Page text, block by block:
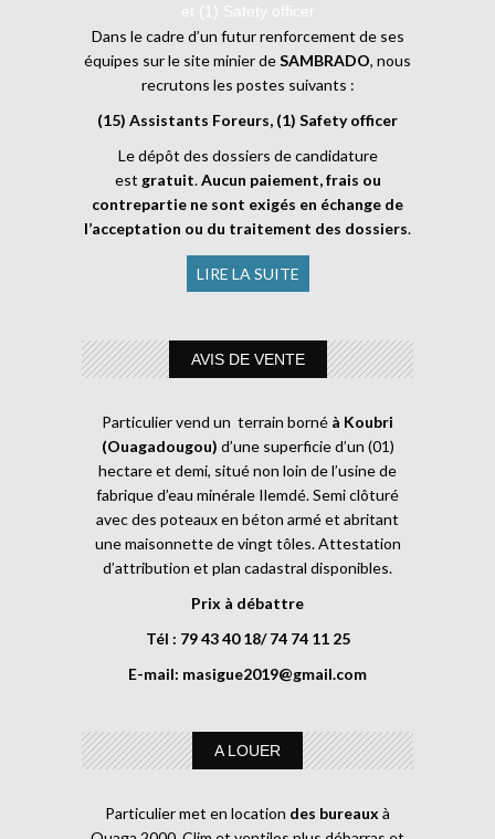
et (1) Safety officer
Dans le cadre d’un futur renforcement de ses
équipes sur le site minier deSAMBRADO, nous
recrutons les postes suivants :
(15) Assistants Foreurs, (1) Safety officer
Le dépôt des dossiers de candidature
est gratuit.Aucun paiement, frais ou
contrepartie ne sont exigés en échange de
l’acceptation ou du traitement des dossiers.
LIRE LA SUITE
AVIS DE VENTE
Particulier vend un terrain borné à Koubri
(Ouagadougou) d’une superficie d’un (01)
hectare et demi, situé non loin de l’usine de
fabrique d’eau minérale Ilemdé. Semi clôturé
avec des poteaux en béton armé et abritant
une maisonnette de vingt tôles. Attestation
d’attribution et plan cadastral disponibles.
Prix à débattre
Tél : 79 43 40 18/ 74 74 11 25
E-mail: masigue2019@gmail.com
A LOUER
Particulier met en location des bureaux à